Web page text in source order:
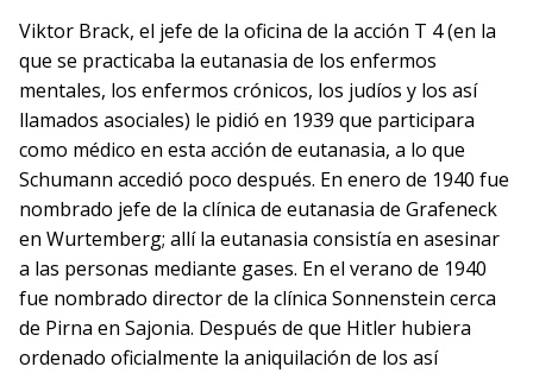
Viktor Brack, el jefe de la oficina de la acción T 4 (en la
que se practicaba la eutanasia de los enfermos
mentales, los enfermos crónicos, los judíos y los así
llamados asociales) le pidió en 1939 que participara
como médico en esta acción de eutanasia, a lo que
Schumann accedió poco después. En enero de 1940 fue
nombrado jefe de la clínica de eutanasia de Grafeneck
en Wurtemberg; allí la eutanasia consistía en asesinar
a las personas mediante gases. En el verano de 1940
fue nombrado director de la clínica Sonnenstein cerca
de Pirna en Sajonia. Después de que Hitler hubiera
ordenado oficialmente la aniquilación de los así